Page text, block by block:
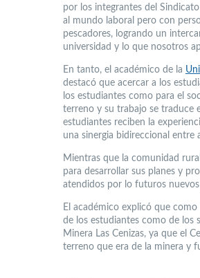
por los integrantes del
al mundo laboral pero con
pescadores, logrando un
universidad y lo que nosotros
En tanto, el académico de la
destacó que acercar a los
los estudiantes como para el
terreno y su trabajo se traduce
estudiantes reciben la
una sinergia bidireccional entre
Mientras que la comunidad
para desarrollar sus planes y
atendidos por lo futuros
El académico explicó que
de los estudiantes como de los
Minera Las Cenizas, ya que el
terreno que era de la minera y